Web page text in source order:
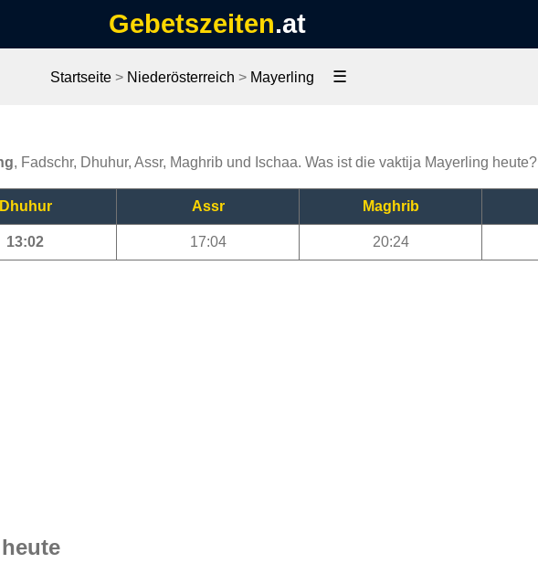
Gebetszeiten.at
Startseite> Niederösterreich > Mayerling ☰
, Fadschr, Dhuhur, Assr, Maghrib und Ischaa. Was ist die vaktija Mayerling heute?
Dhuhur Assr Maghrib
13:02 17:04 20:24